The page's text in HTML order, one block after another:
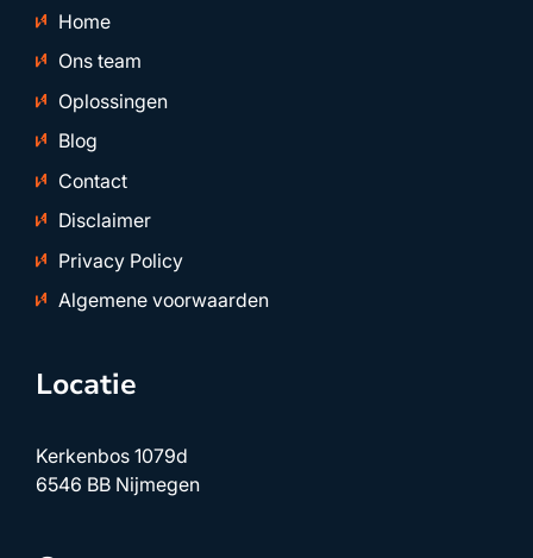
Home
Ons team
Oplossingen
Blog
Contact
Disclaimer
Privacy Policy
Algemene voorwaarden
Locatie
Kerkenbos 1079d
6546 BB Nijmegen